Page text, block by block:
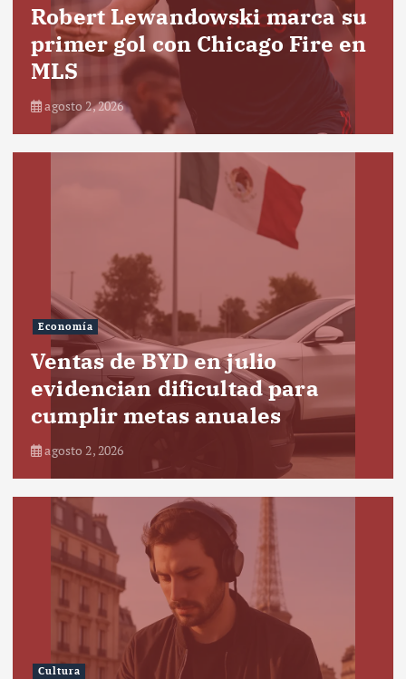
Robert Lewandowski marca su
primer gol con Chicago Fire en
MLS
agosto 2, 2026
Economía
Ventas de BYD en julio
evidencian dificultad para
cumplir metas anuales
agosto 2, 2026
Cultura